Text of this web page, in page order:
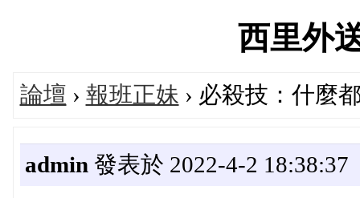
西里外
論壇 › 報班正妹 › 必殺技：什麼
admin 發表於 2022-4-2 18:38:37